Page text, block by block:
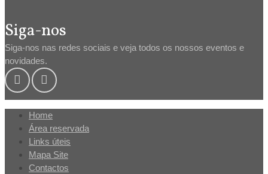
Siga-nos
Siga-nos nas redes sociais e veja todos os nossos eventos e
novidades.
Home
Área reservada
Links úteis
Mapa Site
Contactos